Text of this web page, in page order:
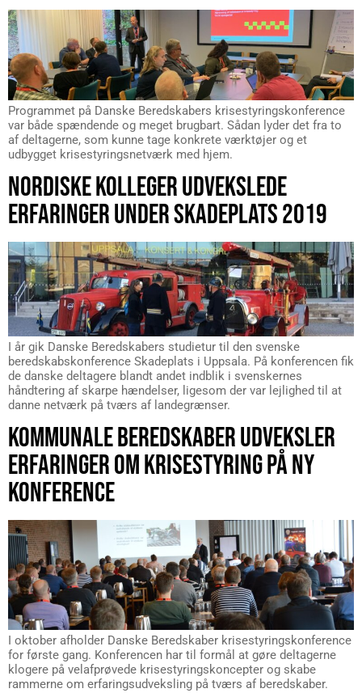
Programmet på Danske Beredskabers krisestyringskonference
var både spændende og meget brugbart. Sådan lyder det fra to
af deltagerne, som kunne tage konkrete værktøjer og et
udbygget krisestyringsnetværk med hjem.
NORDISKE KOLLEGER UDVEKSLEDE
ERFARINGER UNDER SKADEPLATS 2019
I år gik Danske Beredskabers studietur til den svenske
beredskabskonference Skadeplats i Uppsala. På konferencen fik
de danske deltagere blandt andet indblik i svenskernes
håndtering af skarpe hændelser, ligesom der var lejlighed til at
danne netværk på tværs af landegrænser.
KOMMUNALE BEREDSKABER UDVEKSLER
ERFARINGER OM KRISESTYRING PÅ NY
KONFERENCE
I oktober afholder Danske Beredskaber krisestyringskonference
for første gang. Konferencen har til formål at gøre deltagerne
klogere på velafprøvede krisestyringskoncepter og skabe
rammerne om erfaringsudveksling på tværs af beredskaber.